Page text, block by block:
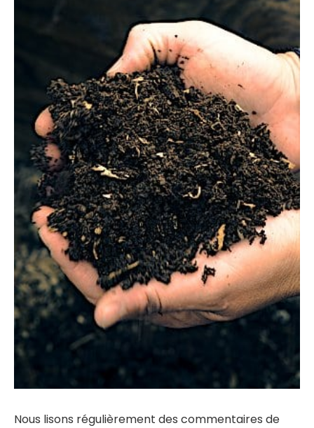
Nous lisons régulièrement des commentaires de